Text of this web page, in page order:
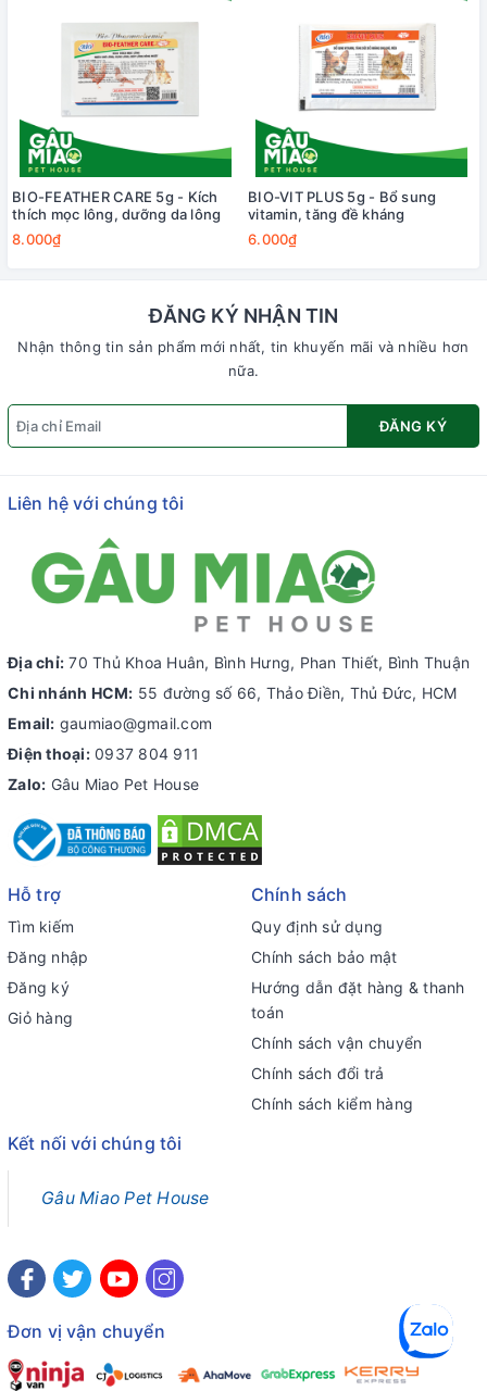
BIO-FEATHER CARE 5g - Kích
thích mọc lông, dưỡng da lông
8.000₫
BIO-VIT PLUS 5g - Bổ sung
vitamin, tăng đề kháng
6.000₫
ĐĂNG KÝ NHẬN TIN
Nhận thông tin sản phẩm mới nhất, tin khuyến mãi và nhiều hơn
nữa.
ĐĂNG KÝ
Liên hệ với chúng tôi
Địa chỉ: 70 Thủ Khoa Huân, Bình Hưng, Phan Thiết, Bình Thuận
Chi nhánh HCM: 55 đường số 66, Thảo Điền, Thủ Đức, HCM
Email: gaumiao@gmail.com
Điện thoại: 0937 804 911
Zalo: Gâu Miao Pet House
Hỗ trợ
Tìm kiếm
Đăng nhập
Đăng ký
Giỏ hàng
Chính sách
Quy định sử dụng
Chính sách bảo mật
Hướng dẫn đặt hàng & thanh
toán
Chính sách vận chuyển
Chính sách đổi trả
Chính sách kiểm hàng
Kết nối với chúng tôi
Gâu Miao Pet House
Đơn vị vận chuyển